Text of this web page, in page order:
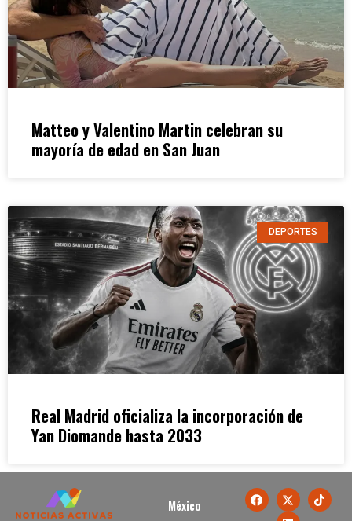
Matteo y Valentino Martin celebran su
mayoría de edad en San Juan
DEPORTES
Real Madrid oficializa la incorporación de
Yan Diomande hasta 2033
México